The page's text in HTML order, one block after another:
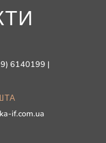
6140199 |
if.com.ua